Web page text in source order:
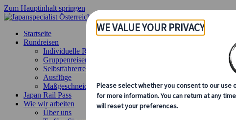
Zum Hauptinhalt springen
Startseite
Rundreisen
Individuelle Reisen
Gruppenreisen
Selbstfahrerreisen
Ausflüge
Maßgeschneiderte Gruppenreisen
Japan Rail Pass
Wie wir arbeiten
Über uns